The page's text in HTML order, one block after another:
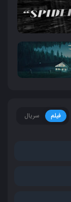
فیلم سریال